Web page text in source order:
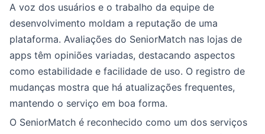
A voz dos usuários e o trabalho da equipe de
desenvolvimento moldam a reputação de uma
plataforma. Avaliações do SeniorMatch nas lojas de
apps têm opiniões variadas, destacando aspectos
como estabilidade e facilidade de uso. O registro de
mudanças mostra que há atualizações frequentes,
mantendo o serviço em boa forma.
O SeniorMatch é reconhecido como um dos serviços